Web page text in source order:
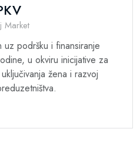
Market
podršku i finansiranje
u okviru inicijative za
žena i razvoj